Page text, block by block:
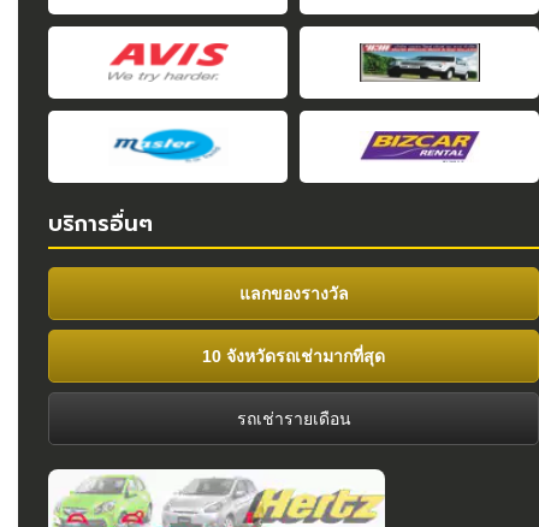
บริการอื่นๆ
แลกของรางวัล
10 จังหวัดรถเช่ามากที่สุด
รถเช่ารายเดือน